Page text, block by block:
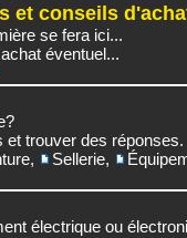
et conseils
se fera ici...
éventuel...
et trouver des réponses.
, Sellerie,
électrique ou